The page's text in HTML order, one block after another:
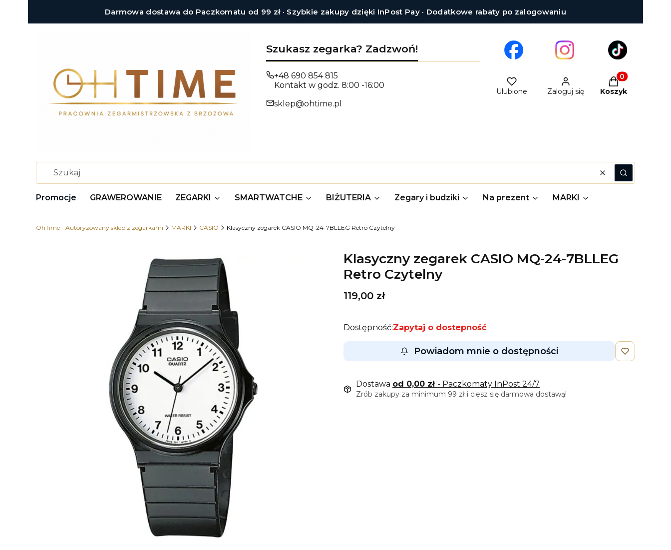
Darmowa dostawa do Paczkomatu od 99 zł · Szybkie zakupy dzięki InPost Pay · Dodatkowe rabaty po zalogowaniu
Szukasz zegarka? Zadzwoń!
+48 690 854 815
Kontakt w godz. 8:00 -16:00
sklep@ohtime.pl
Ulubione Zaloguj się
Produkty w
Koszyk
WyczyśćSzukaj
Promocje GRAWEROWANIE ZEGARKI SMARTWATCHE BIŻUTERIA Zegary i budziki Na prezent MARKI
OhTime - Autoryzowany sklep z zegarkami MARKI CASIO Klasyczny zegarek CASIO MQ-24-7BLLEG Retro Czytelny
Klasyczny zegarek CASIO MQ-24-7BLLEG
Retro Czytelny
Cena
119,00 zł
Dostępność:Zapytaj o dostepność
Powiadom mnie o dostępności
Dostawa od 0,00 zł - Paczkomaty InPost 24/7
Zrób zakupy za minimum 99 zł i ciesz się darmowa dostawą!